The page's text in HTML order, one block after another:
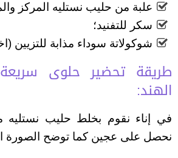
علبة من حليب نستليه المركز
سكر للتفنيد؛
شوكولاتة سوداء مذابة للتزيين
طريقة تحضير حلوى سريعة
الهند:
في إناء نقوم بخلط حليب نستليه
نحصل على عجين كما توضح الصورة